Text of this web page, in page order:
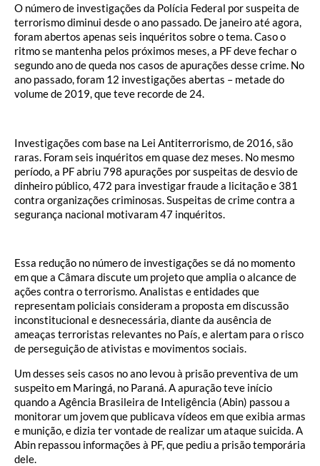
O número de investigações da Polícia Federal por suspeita de
terrorismo diminui desde o ano passado. De janeiro até agora,
foram abertos apenas seis inquéritos sobre o tema. Caso o
ritmo se mantenha pelos próximos meses, a PF deve fechar o
segundo ano de queda nos casos de apurações desse crime. No
ano passado, foram 12 investigações abertas – metade do
volume de 2019, que teve recorde de 24.
Investigações com base na Lei Antiterrorismo, de 2016, são
raras. Foram seis inquéritos em quase dez meses. No mesmo
período, a PF abriu 798 apurações por suspeitas de desvio de
dinheiro público, 472 para investigar fraude a licitação e 381
contra organizações criminosas. Suspeitas de crime contra a
segurança nacional motivaram 47 inquéritos.
Essa redução no número de investigações se dá no momento
em que a Câmara discute um projeto que amplia o alcance de
ações contra o terrorismo. Analistas e entidades que
representam policiais consideram a proposta em discussão
inconstitucional e desnecessária, diante da ausência de
ameaças terroristas relevantes no País, e alertam para o risco
de perseguição de ativistas e movimentos sociais.
Um desses seis casos no ano levou à prisão preventiva de um
suspeito em Maringá, no Paraná. A apuração teve início
quando a Agência Brasileira de Inteligência (Abin) passou a
monitorar um jovem que publicava vídeos em que exibia armas
e munição, e dizia ter vontade de realizar um ataque suicida. A
Abin repassou informações à PF, que pediu a prisão temporária
dele.